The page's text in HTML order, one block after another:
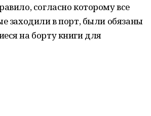
согласно которому все
заходили в порт, были обязаны
на борту книги для